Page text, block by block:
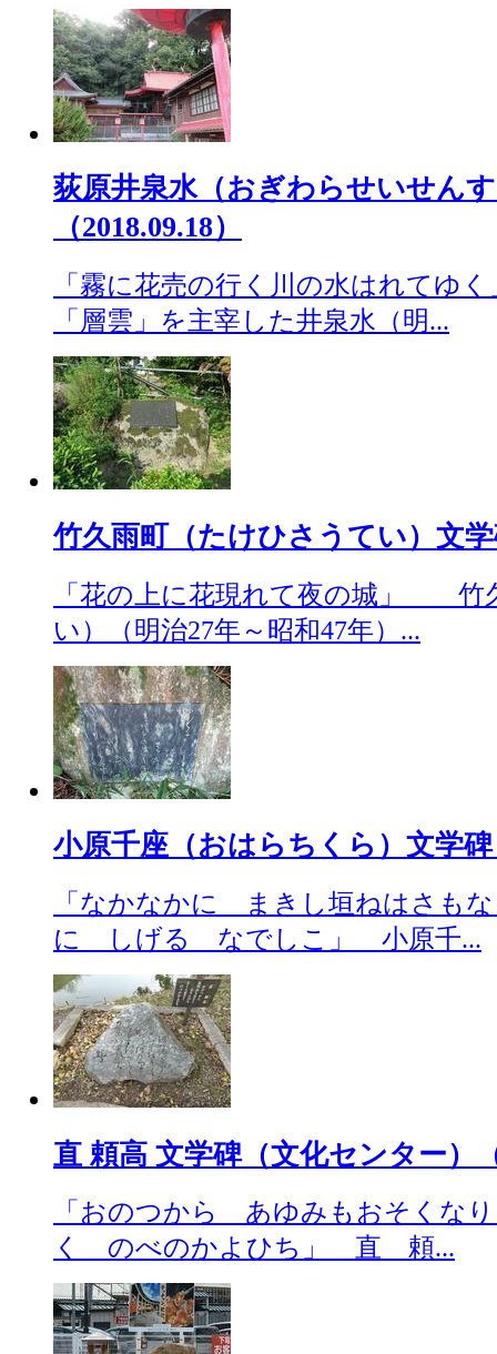
荻原井泉水（おぎわらせいせん
（2018.09.18）
「霧に花売の行く川の水はれてゆ
「層雲」を主宰した井泉水（明...
竹久雨町（たけひさうてい）文学
「花の上に花現れて夜の城」 竹
い）（明治27年～昭和47年）...
小原千座（おはらちくら）文学碑
「なかなかに まきし垣ねはさも
に しげる なでしこ」 小原千...
直 頼高 文学碑（文化センター）
「おのつから あゆみもおそくな
く のべのかよひち」 直 頼...